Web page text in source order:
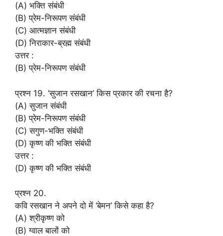
(A) भक्ति संबंधी
(B) प्रेम-निरूपण संबंधी
(C) आत्मज्ञान संबंधी
(D) निराकार-ब्रह्म संबंधी
उत्तर :
(B) प्रेम-निरूपण संबंधी
प्रश्न 19. ‘सुजान रसखान’ किस प्रकार की रचना है?
(A) सुजान संबंधी
(B) प्रेम-निरूपण संबंधी
(C) सगुण-भक्ति संबंधी
(D) कृष्ण की भक्ति संबंधी
उत्तर :
(D) कृष्ण की भक्ति संबंधी
प्रश्न 20.
कवि रसखान ने अपने दो में ‘बेमन’ किसे कहा है?
(A) श्रीकृष्ण को
(B) ग्वाल बालों को